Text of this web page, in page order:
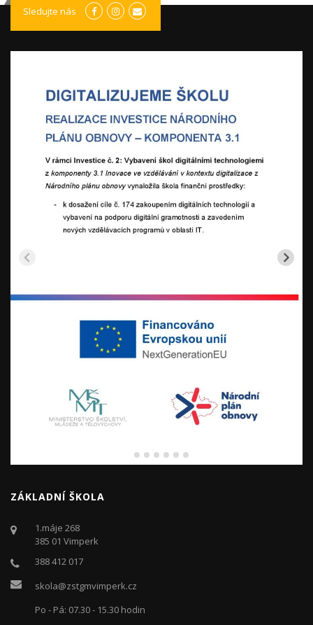
Sledujte nás
ZÁKLADNÍ ŠKOLA
1.máje 268
385 01 Vimperk
388 412 017
skola@zstgmvimperk.cz
Po - Pá: 07.30 - 15.30 hodin